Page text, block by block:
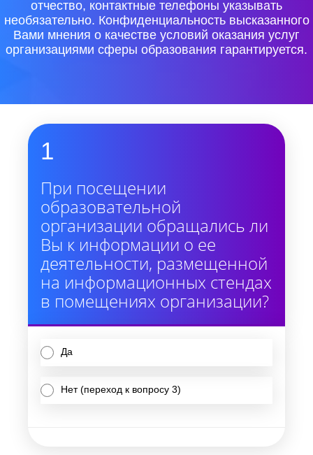
отчество, контактные телефоны указывать
необязательно. Конфиденциальность высказанного
Вами мнения о качестве условий оказания услуг
организациями сферы образования гарантируется.
1
При посещении
образовательной
организации обращались ли
Вы к информации о ее
деятельности, размещенной
на информационных стендах
в помещениях организации?
Да
Нет (переход к вопросу 3)